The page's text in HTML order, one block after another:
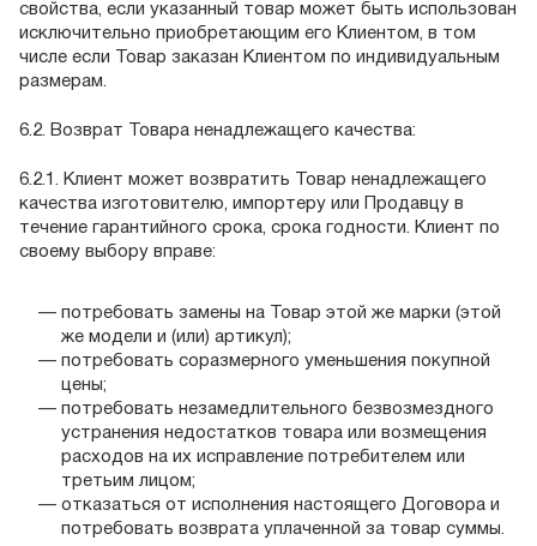
свойства, если указанный товар может быть использован
исключительно приобретающим его Клиентом, в том
числе если Товар заказан Клиентом по индивидуальным
размерам.
6.2. Возврат Товара ненадлежащего качества:
6.2.1. Клиент может возвратить Товар ненадлежащего
качества изготовителю, импортеру или Продавцу в
течение гарантийного срока, срока годности. Клиент по
своему выбору вправе:
потребовать замены на Товар этой же марки (этой
же модели и (или) артикул);
потребовать соразмерного уменьшения покупной
цены;
потребовать незамедлительного безвозмездного
устранения недостатков товара или возмещения
расходов на их исправление потребителем или
третьим лицом;
отказаться от исполнения настоящего Договора и
потребовать возврата уплаченной за товар суммы.